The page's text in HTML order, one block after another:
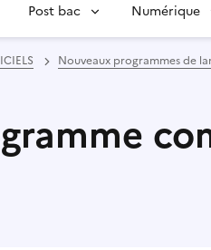
Post bac Numérique
Nouveaux programmes de